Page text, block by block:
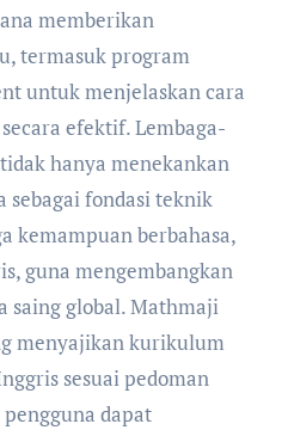
memberikan
termasuk program
untuk menjelaskan cara
efektif. Lembaga-
hanya menekankan
sebagai fondasi teknik
kemampuan berbahasa,
guna mengembangkan
saing global. Mathmaji
menyajikan kurikulum
sesuai pedoman
dapat